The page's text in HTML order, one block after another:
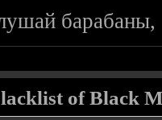
барабаны,
of Black